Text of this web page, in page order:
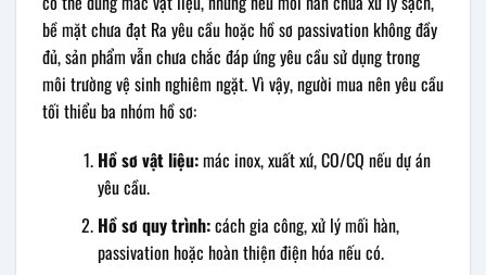
bề mặt chưa đạt Ra yêu cầu hoặc hồ sơ passivation không đầy
đủ, sản phẩm vẫn chưa chắc đáp ứng yêu cầu sử dụng trong
môi trường vệ sinh nghiêm ngặt. Vì vậy, người mua nên yêu cầu
tối thiểu ba nhóm hồ sơ:
Hồ sơ vật liệu:mác inox, xuất xứ, CO/CQ nếu dự án
yêu cầu.
Hồ sơ quy trình:cách gia công, xử lý mối hàn,
passivation hoặc hoàn thiện điện hóa nếu có.